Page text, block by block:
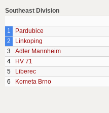
Southeast Division
1
Pardubice
2
Linkoping
3
Adler Mannheim
4
HV 71
5
Liberec
6
Kometa Brno